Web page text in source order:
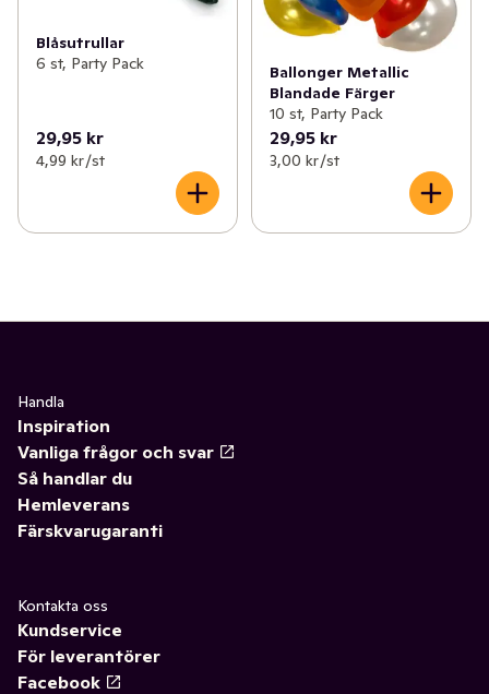
Blåsutrullar
6 st, Party Pack
29,95 kr
4,99 kr /st
Ballonger Metallic
Blandade Färger
10 st, Party Pack
29,95 kr
3,00 kr /st
Handla
Inspiration
Vanliga frågor och svar
Så handlar du
Hemleverans
Färskvarugaranti
Kontakta oss
Kundservice
För leverantörer
Facebook